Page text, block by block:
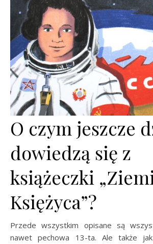
O czym jeszcze
dowiedzą się z
książeczki
Księżyca”?
Przede wszystkim opisane są
nawet pechowa 13-ta. Ale także